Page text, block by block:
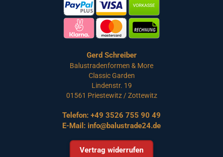
Gerd Schreiber
Balustradenformen & More
Classic Garden
Lindenstr. 19
01561 Priestewitz / Zottewitz
Telefon: +49 3526 755 90 49
E-Mail: info@balustrade24.de
Vertrag widerrufen